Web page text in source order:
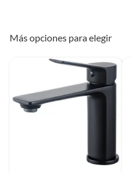
Más opciones para elegir